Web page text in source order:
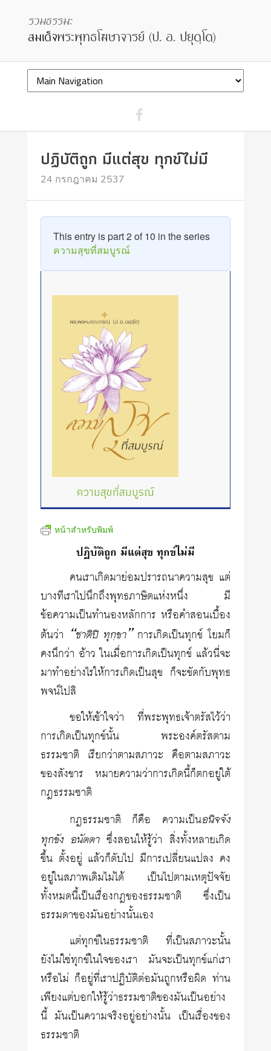
ปฏิบัติถูก มีแต่สุข ทุกข์ไม่มี
24 กรกฎาคม 2537
This entry is part 2 of 10 in the series
ความสุขที่สมบูรณ์
ความสุขที่สมบูรณ์
หน้าสำหรับพิมพ์
ปฏิบัติถูก มีแต่สุข ทุกข์ไม่มี
คนเราเกิดมาย่อมปรารถนาความสุข แต่
บางทีเราไปนึกถึงพุทธภาษิตแห่งหนึ่ง มี
ข้อความเป็นทำนองหลักการ หรือคำสอนเบื้อง
ต้นว่า “ชาติปิ ทุกฺขา”การเกิดเป็นทุกข์ โยมก็
คงนึกว่า อ้าว ในเมื่อการเกิดเป็นทุกข์ แล้วนี่จะ
มาทำอย่างไรให้การเกิดเป็นสุข ก็จะขัดกับพุทธ
พจน์ไปสิ
ขอให้เข้าใจว่า ที่พระพุทธเจ้าตรัสไว้ว่า
การเกิดเป็นทุกข์นั้น พระองค์ตรัสตาม
ธรรมชาติ เรียกว่าตามสภาวะ คือตามสภาวะ
ของสังขาร หมายความว่าการเกิดนี้ก็ตกอยู่ใต้
กฎธรรมชาติ
กฎธรรมชาติ ก็คือ ความเป็นอนิจจัง
ทุกขัง อนัตตาซึ่งสอนให้รู้ว่า สิ่งทั้งหลายเกิด
ขึ้น ตั้งอยู่ แล้วก็ดับไป มีการเปลี่ยนแปลง คง
อยู่ในสภาพเดิมไม่ได้ เป็นไปตามเหตุปัจจัย
ทั้งหมดนี้เป็นเรื่องกฎของธรรมชาติ ซึ่งเป็น
ธรรมดาของมันอย่างนั้นเอง
แต่ทุกข์ในธรรมชาติ ที่เป็นสภาวะนั้น
ยังไม่ใช่ทุกข์ในใจของเรา มันจะเป็นทุกข์แก่เรา
หรือไม่ ก็อยู่ที่เราปฏิบัติต่อมันถูกหรือผิด ท่าน
เพียงแต่บอกให้รู้ว่าธรรมชาติของมันเป็นอย่าง
นี้ มันเป็นความจริงอยู่อย่างนั้น เป็นเรื่องของ
ธรรมชาติ